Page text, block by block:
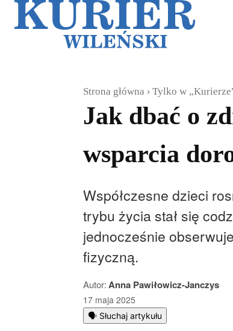
Strona główna Tylko w
Jak dbać o
wsparcia
Współczesne dzieci
trybu życia stał się
jednocześnie
fizyczną.
Autor:Anna Pawiłowicz-Janczys
17 maja 2025
🗣️ Słuchaj artykułu